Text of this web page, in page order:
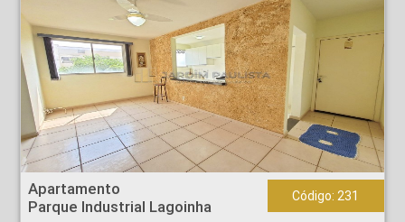
Apartamento - Parque Industrial Lagoinha - Ribeirão Preto
Apartamento
Parque Industrial Lagoinha
Código: 231